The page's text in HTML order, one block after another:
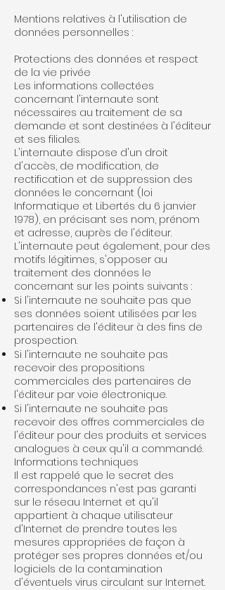
Mentions relatives à l'utilisation de
données personnelles :
Protections des données et respect
de la vie privée
Les informations collectées
concernant l'internaute sont
nécessaires au traitement de sa
demande et sont destinées à l'éditeur
et ses filiales.
L'internaute dispose d'un droit
d'accès, de modification, de
rectification et de suppression des
données le concernant (loi
Informatique et Libertés du 6 janvier
1978), en précisant ses nom, prénom
et adresse, auprès de l'éditeur.
L'internaute peut également, pour des
motifs légitimes, s'opposer au
traitement des données le
concernant sur les points suivants :
Si l'internaute ne souhaite pas que
ses données soient utilisées par les
partenaires de l'éditeur à des fins de
prospection.
Si l'internaute ne souhaite pas
recevoir des propositions
commerciales des partenaires de
l'éditeur par voie électronique.
Si l'internaute ne souhaite pas
recevoir des offres commerciales de
l'éditeur pour des produits et services
analogues à ceux qu'il a commandé.
Informations techniques
Il est rappelé que le secret des
correspondances n'est pas garanti
sur le réseau Internet et qu'il
appartient à chaque utilisateur
d'Internet de prendre toutes les
mesures appropriées de façon à
protéger ses propres données et/ou
logiciels de la contamination
d'éventuels virus circulant sur Internet.